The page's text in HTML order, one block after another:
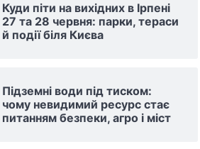
Куди піти на вихідних в Ірпені
27 та 28 червня: парки, тераси
й події біля Києва
Підземні води під тиском:
чому невидимий ресурс стає
питанням безпеки, агро і міст